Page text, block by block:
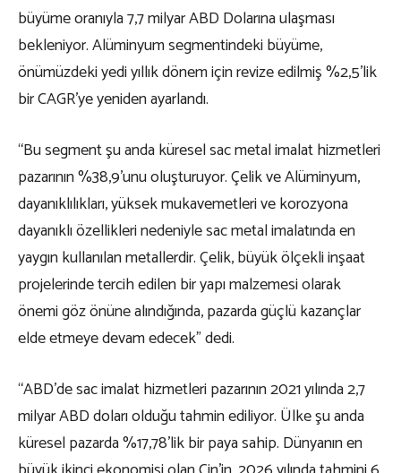
büyüme oranıyla 7,7 milyar ABD Dolarına ulaşması
bekleniyor. Alüminyum segmentindeki büyüme,
önümüzdeki yedi yıllık dönem için revize edilmiş %2,5’lik
bir CAGR’ye yeniden ayarlandı.
“Bu segment şu anda küresel sac metal imalat hizmetleri
pazarının %38,9’unu oluşturuyor. Çelik ve Alüminyum,
dayanıklılıkları, yüksek mukavemetleri ve korozyona
dayanıklı özellikleri nedeniyle sac metal imalatında en
yaygın kullanılan metallerdir. Çelik, büyük ölçekli inşaat
projelerinde tercih edilen bir yapı malzemesi olarak
önemi göz önüne alındığında, pazarda güçlü kazançlar
elde etmeye devam edecek” dedi.
“ABD’de sac imalat hizmetleri pazarının 2021 yılında 2,7
milyar ABD doları olduğu tahmin ediliyor. Ülke şu anda
küresel pazarda %17,78’lik bir paya sahip. Dünyanın en